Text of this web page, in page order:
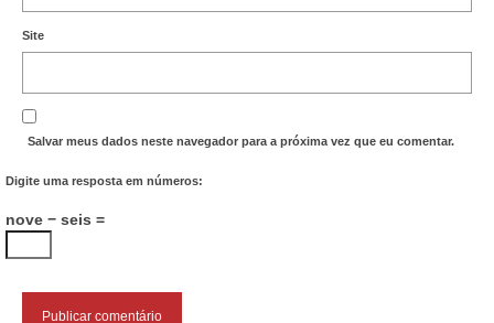
Site
Salvar meus dados neste navegador para a próxima vez que eu comentar.
Digite uma resposta em números:
nove − seis =